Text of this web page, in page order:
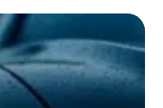
chaque